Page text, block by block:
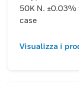
50K N.
case
Visualizza i